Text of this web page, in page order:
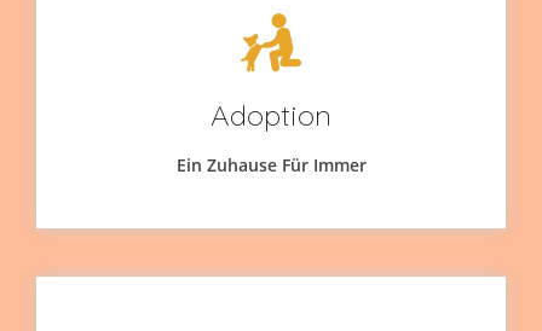
Adoption
Ein Zuhause Für Immer